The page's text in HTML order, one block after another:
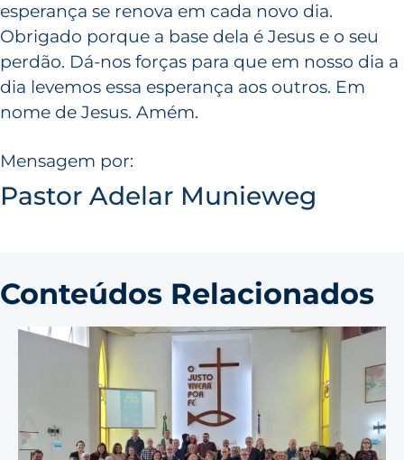
esperança se renova em cada novo dia.
Obrigado porque a base dela é Jesus e o seu
perdão. Dá-nos forças para que em nosso dia a
dia levemos essa esperança aos outros. Em
nome de Jesus. Amém.
Mensagem por:
Pastor Adelar Munieweg
Conteúdos Relacionados